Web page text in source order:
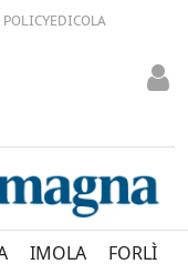
POLICYEDICOLA
IMOLA FORLÌ